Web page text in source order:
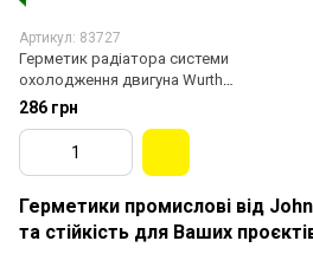
Артикул: 83727
Герметик радіатора системи
охолодження двигуна Wurth
300 мл 9.76 pH (5861501300)
286 грн
Герметики промислові від
та стійкість для Ваших